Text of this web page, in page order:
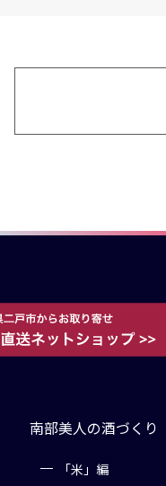
南部美人の酒づくり
「米」編